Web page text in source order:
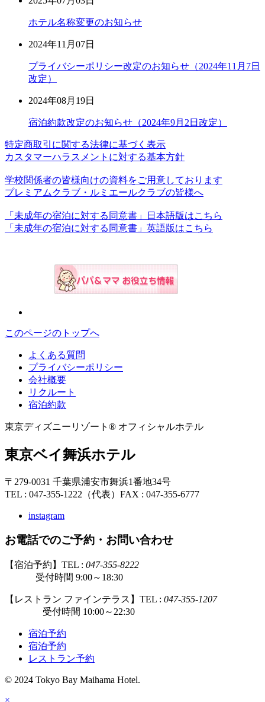
ホテル名称変更のお知らせ
2024年11月07日
プライバシーポリシー改定のお知らせ（2024年11月7日
改定）
2024年08月19日
宿泊約款改定のお知らせ（2024年9月2日改定）
特定商取引に関する法律に基づく表示
カスタマーハラスメントに対する基本方針
学校関係者の皆様向けの資料をご用意しております
プレミアムクラブ・ルミエールクラブの皆様へ
「未成年の宿泊に対する同意書」日本語版はこちら
「未成年の宿泊に対する同意書」英語版はこちら
このページのトップへ
よくある質問
プライバシーポリシー
会社概要
リクルート
宿泊約款
東京ディズニーリゾート® オフィシャルホテル
東京ベイ舞浜ホテル
〒279-0031 千葉県浦安市舞浜1番地34号
TEL : 047-355-1222（代表） FAX : 047-355-6777
instagram
お電話でのご予約・お問い合わせ
【宿泊予約】TEL : 047-355-8222
受付時間 9:00～18:30
【レストラン ファインテラス】TEL : 047-355-1207
受付時間 10:00～22:30
宿泊予約
宿泊予約
レストラン予約
© 2024 Tokyo Bay Maihama Hotel.
×